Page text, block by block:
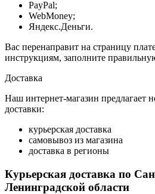
PayPal;
WebMoney;
Яндекс.Деньги.
Вас перенаправит на страницу
инструкциям, заполните
Доставка
Наш интернет-магазин предлагает
доставки:
курьерская доставка
самовывоз из магазина
доставка в регионы
Курьерская доставка по
Ленинградской области